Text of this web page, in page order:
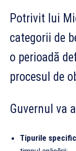
Potrivit lui
categorii de
o perioadă
procesul de
Guvernul va
Tipurile